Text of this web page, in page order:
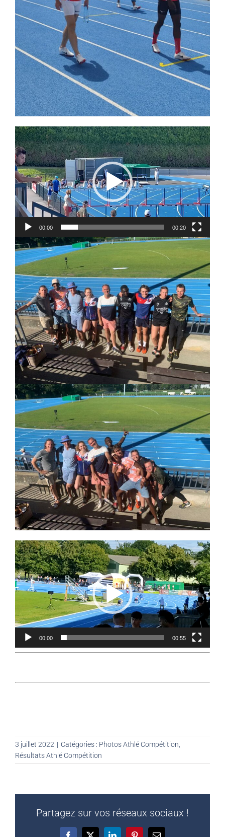
Lecteur
vidéo
00:00 00:20
Lecteur
vidéo
00:00 00:55
3 juillet 2022 | Catégories : Photos Athlé Compétition
Résultats Athlé Compétition
Partagez sur vos réseaux sociaux !